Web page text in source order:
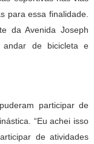
para essa finalidade.
da Avenida Joseph
andar de bicicleta e
participar de
“Eu achei isso
de atividades